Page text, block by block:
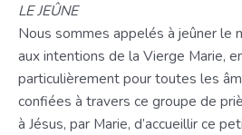
LE JEÛNE
Nous sommes appelés à jeûner le
aux intentions de la Vierge Marie,
particulièrement pour toutes les
confiées à travers ce groupe de
à Jésus, par Marie, d’accueillir ce